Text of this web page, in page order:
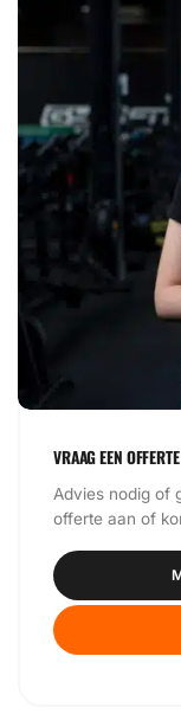
VRAAG EEN
Advies nodig of
offerte aan of